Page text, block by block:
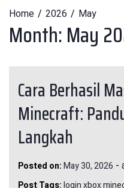
Home 2026 May
Month:May
Cara Berhasil
Minecraft:
Langkah
Posted on:May 30, 2026 -
Post Tags:login xbox